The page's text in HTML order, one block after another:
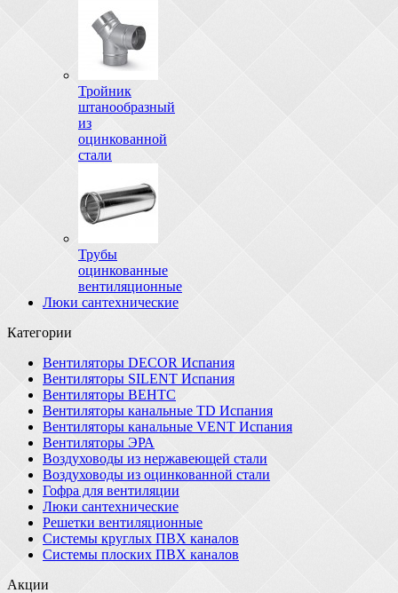
Тройник
штанообразный
из
оцинкованной
стали
Трубы
оцинкованные
вентиляционные
Люки сантехнические
Категории
Вентиляторы DECOR Испания
Вентиляторы SILENT Испания
Вентиляторы ВЕНТС
Вентиляторы канальные TD Испания
Вентиляторы канальные VENT Испания
Вентиляторы ЭРА
Воздуховоды из нержавеющей стали
Воздуховоды из оцинкованной стали
Гофра для вентиляции
Люки сантехнические
Решетки вентиляционные
Системы круглых ПВХ каналов
Системы плоских ПВХ каналов
Акции